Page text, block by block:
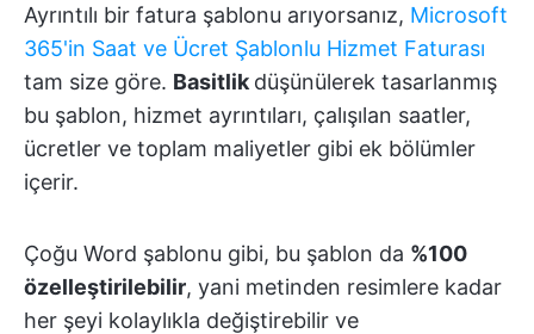
Ayrıntılı bir fatura şablonu arıyorsanız, Microsoft
365'in Saat ve Ücret Şablonlu Hizmet Faturası
tam size göre. Basitlik düşünülerek tasarlanmış
bu şablon, hizmet ayrıntıları, çalışılan saatler,
ücretler ve toplam maliyetler gibi ek bölümler
içerir.
Çoğu Word şablonu gibi, bu şablon da %100
özelleştirilebilir, yani metinden resimlere kadar
her şeyi kolaylıkla değiştirebilir ve